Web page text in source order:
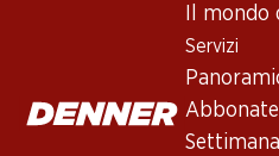
Il mondo
Servizi
Mauler Cordon Rosé Demi-